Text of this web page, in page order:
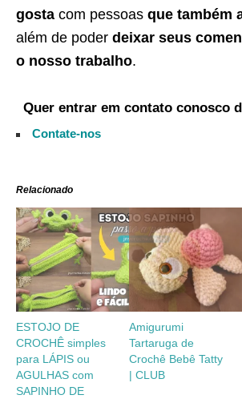
gosta com pessoas que também
além de poder deixar seus
o nosso trabalho.
Quer entrar em contato conosco
Contate-nos
Relacionado
ESTOJO DE
CROCHÊ simples
para LÁPIS ou
AGULHAS com
SAPINHO DE
Amigurumi
Tartaruga de
Crochê Bebê Tatty
| CLUB